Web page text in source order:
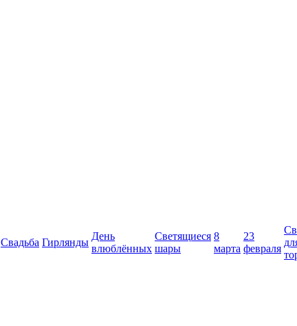
Свадьба Гирлянды
День
влюблённых
Светящиеся
шары
8
марта
23
февраля